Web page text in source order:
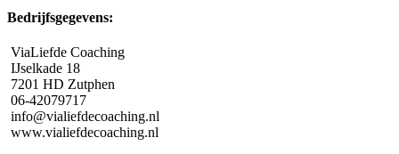
Bedrijfsgegevens:
ViaLiefde Coaching
IJselkade 18
7201 HD Zutphen
06-42079717
info@vialiefdecoaching.nl
www.vialiefdecoaching.nl